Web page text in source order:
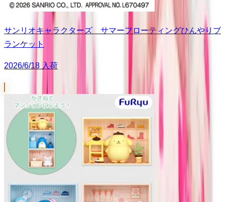
サンリオキャラクターズ サマーフローティングひんやりブ
ランケット
2026/6/18 入荷